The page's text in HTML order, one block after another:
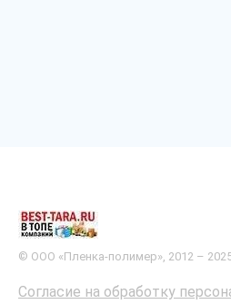
© ООО «Пленка-полимер», 2012 –
Согласие на обработку